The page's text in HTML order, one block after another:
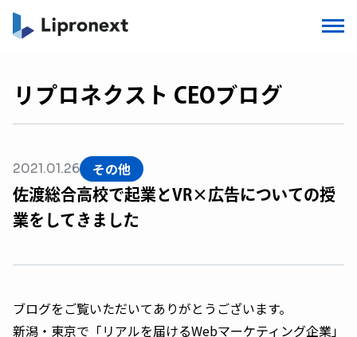
リプロネクスト CEOブログ
2021.01.26 その他
佐渡総合高校で起業とVR×広告についての授
業をしてきました
ブログをご覧いただいてありがとうございます。
新潟・東京で「リアルを届けるWebマーケティング企業」